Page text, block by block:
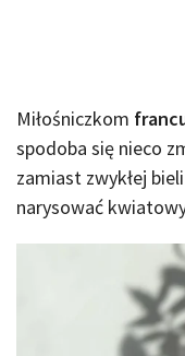
Miłośniczkom
spodoba się nieco
zamiast zwykłej
narysować